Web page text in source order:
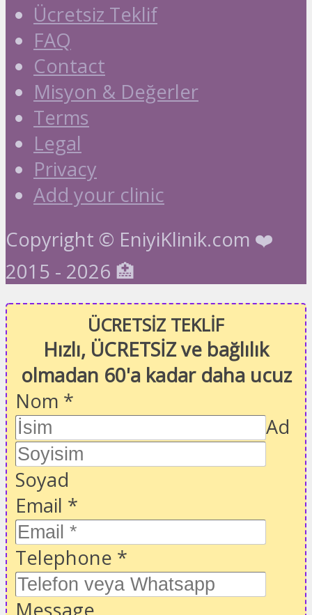
Ücretsiz Teklif
FAQ
Contact
Misyon & Değerler
Terms
Legal
Privacy
Add your clinic
Copyright © EniyiKlinik.com ❤️
2015 - 2026 🏥
ÜCRETSİZ TEKLİF
Hızlı, ÜCRETSİZ ve bağlılık
olmadan 60'a kadar daha ucuz
Nom *
Ad
Soyad
Email *
Telephone *